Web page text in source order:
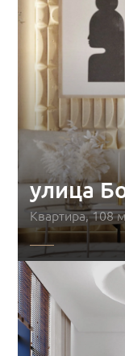
улица
Квартира, 108